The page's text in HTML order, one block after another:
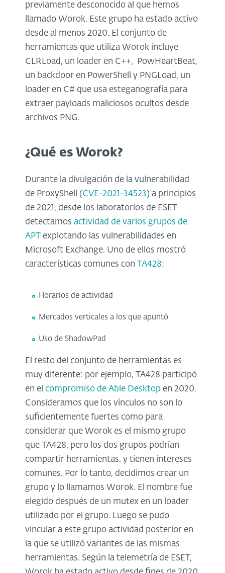
previamente desconocido al que hemos
llamado Worok. Este grupo ha estado activo
desde al menos 2020. El conjunto de
herramientas que utiliza Worok incluye
CLRLoad, un loader en C++, PowHeartBeat,
un backdoor en PowerShell y PNGLoad, un
loader en C# que usa esteganografía para
extraer payloads maliciosos ocultos desde
archivos PNG.
¿Qué es Worok?
Durante la divulgación de la vulnerabilidad
de ProxyShell (CVE-2021-34523) a principios
de 2021, desde los laboratorios de ESET
detectamos actividad de varios grupos de
APT explotando las vulnerabilidades en
Microsoft Exchange. Uno de ellos mostró
características comunes con TA428:
Horarios de actividad
Mercados verticales a los que apuntó
Uso de ShadowPad
El resto del conjunto de herramientas es
muy diferente: por ejemplo, TA428 participó
en el compromiso de Able Desktop en 2020.
Consideramos que los vínculos no son lo
suficientemente fuertes como para
considerar que Worok es el mismo grupo
que TA428, pero los dos grupos podrían
compartir herramientas. y tienen intereses
comunes. Por lo tanto, decidimos crear un
grupo y lo llamamos Worok. El nombre fue
elegido después de un mutex en un loader
utilizado por el grupo. Luego se pudo
vincular a este grupo actividad posterior en
la que se utilizó variantes de las mismas
herramientas. Según la telemetría de ESET,